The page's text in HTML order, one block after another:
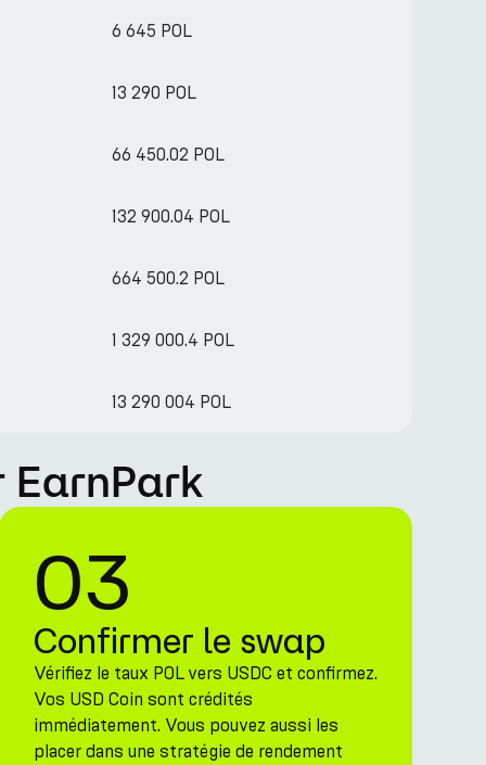
6 645 POL
13 290 POL
66 450.02 POL
132 900.04 POL
664 500.2 POL
1 329 000.4 POL
13 290 004 POL
EarnPark
03
Confirmer le swap
Vérifiez le taux POL vers USDC et confirmez.
Vos USD Coin sont crédités
immédiatement. Vous pouvez aussi les
placer dans une stratégie de rendement